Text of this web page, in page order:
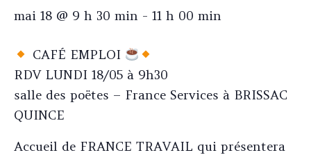
mai 18 @ 9 h 30 min - 11 h 00 min
CAFÉ EMPLOI
RDV LUNDI 18/05 à 9h30
salle des poëtes – France Services à BRISSAC
QUINCE
Accueil de FRANCE TRAVAIL qui présentera